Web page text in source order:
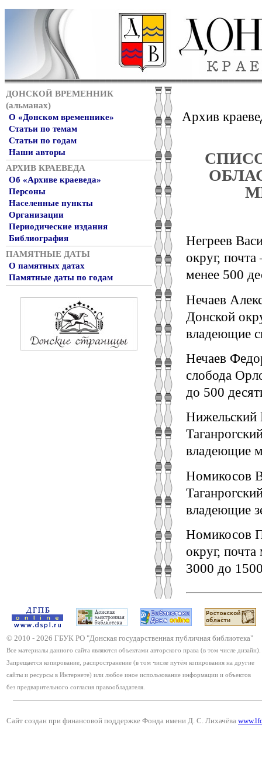
ДОНСКОЙ ВРЕМЕННИК
(альманах)
О «Донском временнике»
Статьи по темам
Статьи по годам
Наши авторы
АРХИВ КРАЕВЕДА
Об «Архиве краеведа»
Персоны
Населенные пункты
Организации
Периодические издания
Библиография
ПАМЯТНЫЕ ДАТЫ
О памятных датах
Памятные даты по годам
Архив
Негреев
округ,
менее 500
Нечаев
Донской
владеющие
Нечаев
слобода
до 500
Нижельский
владеющие
Номикосов
владеющие
Номикосов
округ,
3000 до
© 2010 - 2026 ГБУК РО "Донская государственная публичная библиотека"
Все материалы данного сайта являются объектами авторского права (в том числе дизайн).
Запрещается копирование, распространение (в том числе путём копирования на другие
сайты и ресурсы в Интернете) или любое иное использование информации и объектов
без предварительного согласия правообладателя.
Сайт создан при финансовой поддержке Фонда имени Д. С. Лихачёва